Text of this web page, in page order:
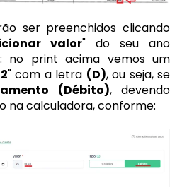
ser preenchidos clicando
valor" do seu ano
no print acima vemos um
" com a letra (D), ou seja, se
(Débito), devendo
na calculadora, conforme: